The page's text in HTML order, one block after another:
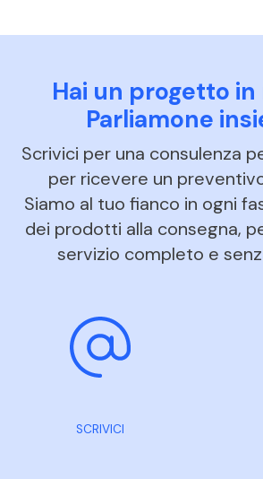
Hai un progetto
Parliamone
Scrivici per una consulenza
per ricevere un
Siamo al tuo fianco in ogni
dei prodotti alla consegna,
servizio completo e
SCRIVICI